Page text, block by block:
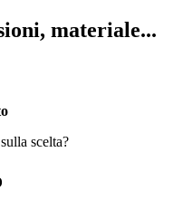
materiale...
scelta?